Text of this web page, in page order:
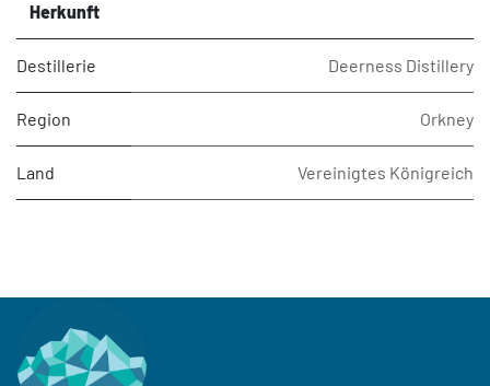
Herkunft
Destillerie Deerness Distillery
Region Orkney
Land Vereinigtes Königreich